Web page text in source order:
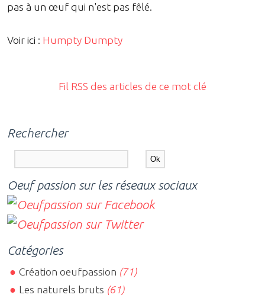
pas à un œuf qui n'est pas fêlé.
Voir ici : Humpty Dumpty
Fil RSS des articles de ce mot clé
Rechercher
Oeuf passion sur les réseaux sociaux
Catégories
Création oeufpassion (71)
Les naturels bruts (61)